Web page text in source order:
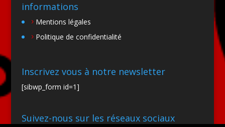
informations
Mentions légales
Politique de confidentialité
Inscrivez vous à notre newsletter
[sibwp_form id=1]
Suivez-nous sur les réseaux sociaux